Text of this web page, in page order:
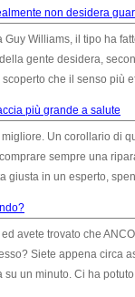
non desidera
Williams, il tipo ha
gente desidera,
che il senso più
più grande a salute
Un corollario di
sempre una
in un esperto,
avete trovato che
Siete appena circa
un minuto. Ci ha